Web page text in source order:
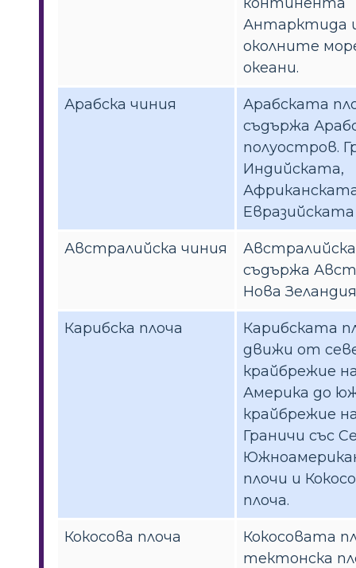
Антарктида
околните
океани.
Арабска чиния
Арабската
съдържа
полуостров.
Индийската,
Евразийската
Австралийска чиния
съдържа
Нова
Карибска плоча
Карибската
движи от
крайбрежие
Америка до
крайбрежие
Граничи със
плочи и
плоча.
Кокосова плоча
Кокосовата
тектонска